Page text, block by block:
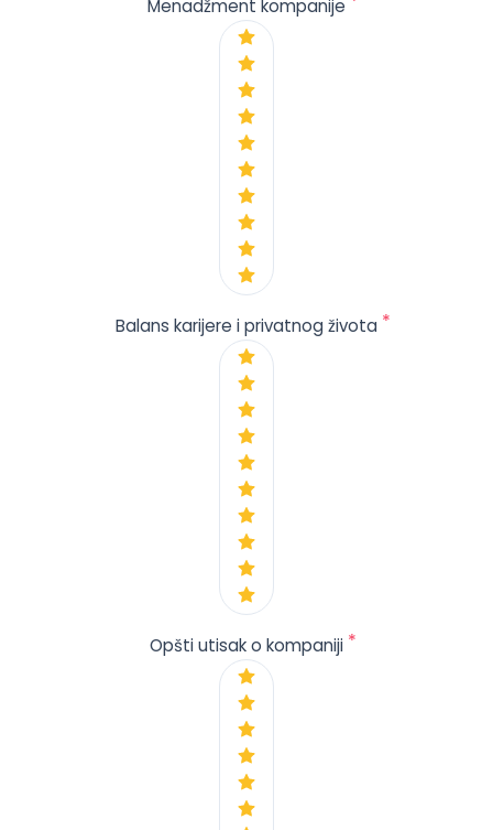
Menadžment kompanije
Balans karijere i privatnog života *
Opšti utisak o kompaniji *